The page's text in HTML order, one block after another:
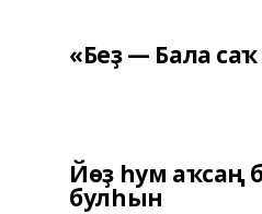
«Беҙ — Бала
Йөҙ һум аҡсаң
булһын